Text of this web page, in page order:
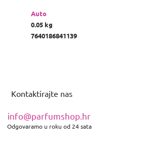
Auto
0.05 kg
7640186841139
Kontaktirajte nas
info@parfumshop.hr
Odgovaramo u roku od 24 sata